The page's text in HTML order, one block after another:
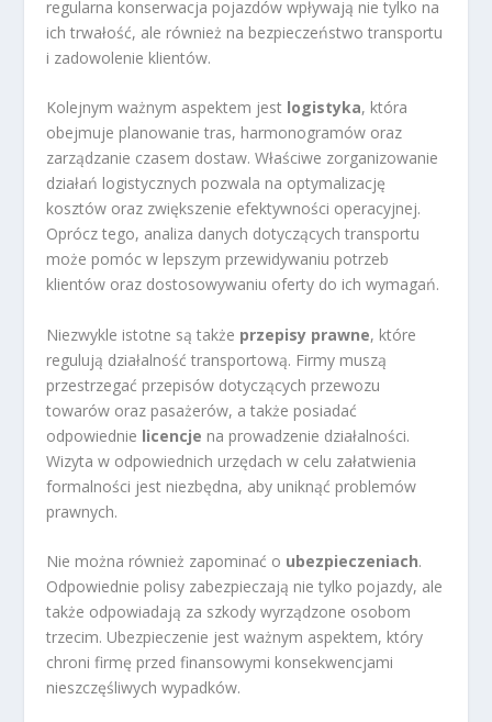
regularna konserwacja pojazdów wpływają nie tylko na
ich trwałość, ale również na bezpieczeństwo transportu
i zadowolenie klientów.
Kolejnym ważnym aspektem jest logistyka, która
obejmuje planowanie tras, harmonogramów oraz
zarządzanie czasem dostaw. Właściwe zorganizowanie
działań logistycznych pozwala na optymalizację
kosztów oraz zwiększenie efektywności operacyjnej.
Oprócz tego, analiza danych dotyczących transportu
może pomóc w lepszym przewidywaniu potrzeb
klientów oraz dostosowywaniu oferty do ich wymagań.
Niezwykle istotne są także przepisy prawne, które
regulują działalność transportową. Firmy muszą
przestrzegać przepisów dotyczących przewozu
towarów oraz pasażerów, a także posiadać
odpowiednie licencje na prowadzenie działalności.
Wizyta w odpowiednich urzędach w celu załatwienia
formalności jest niezbędna, aby uniknąć problemów
prawnych.
Nie można również zapominać o ubezpieczeniach.
Odpowiednie polisy zabezpieczają nie tylko pojazdy, ale
także odpowiadają za szkody wyrządzone osobom
trzecim. Ubezpieczenie jest ważnym aspektem, który
chroni firmę przed finansowymi konsekwencjami
nieszczęśliwych wypadków.